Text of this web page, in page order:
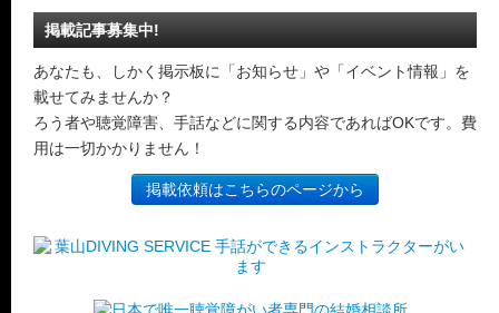
掲載記事募集中!
あなたも、しかく掲示板に「お知らせ」や「イベント情報」を
載せてみませんか？
ろう者や聴覚障害、手話などに関する内容であればOKです。費
用は一切かかりません！
掲載依頼はこちらのページから